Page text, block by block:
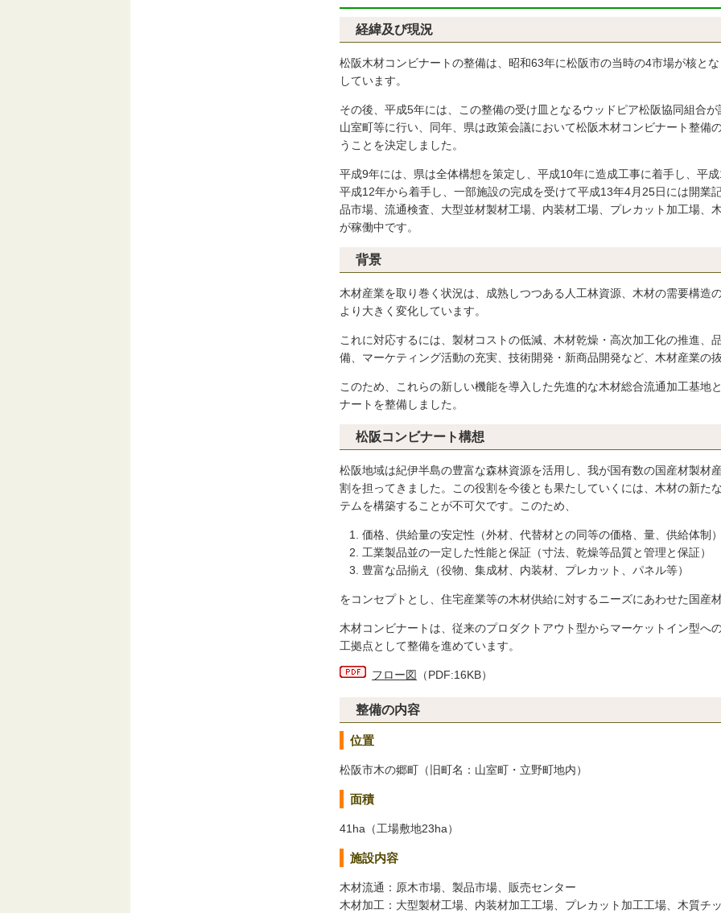
経緯及び現況
松阪木材コンビナートの整備は、昭和63年に松阪市の当時の4市場が核と
しています。
その後、平成5年には、この整備の受け皿となるウッドピア松阪協同組合
山室町等に行い、同年、県は政策会議において松阪木材コンビナート整備
うことを決定しました。
平成9年には、県は全体構想を策定し、平成10年に造成工事に着手し、平
平成12年から着手し、一部施設の完成を受けて平成13年4月25日には開業
品市場、流通検査、大型並材製材工場、内装材工場、プレカット加工場、
が稼働中です。
背景
木材産業を取り巻く状況は、成熟しつつある人工林資源、木材の需要構造
より大きく変化しています。
これに対応するには、製材コストの低減、木材乾燥・高次加工化の推進、
備、マーケティング活動の充実、技術開発・新商品開発など、木材産業の
このため、これらの新しい機能を導入した先進的な木材総合流通加工基地
ナートを整備しました。
松阪コンビナート構想
松阪地域は紀伊半島の豊富な森林資源を活用し、我が国有数の国産材製材
割を担ってきました。この役割を今後とも果たしていくには、木材の新た
テムを構築することが不可欠です。このため、
価格、供給量の安定性（外材、代替材との同等の価格、量、供給体制）
工業製品並の一定した性能と保証（寸法、乾燥等品質と管理と保証）
豊富な品揃え（役物、集成材、内装材、プレカット、パネル等）
をコンセプトとし、住宅産業等の木材供給に対するニーズにあわせた国産
木材コンビナートは、従来のプロダクトアウト型からマーケットイン型へ
工拠点として整備を進めています。
フロー図 （PDF:16KB）
整備の内容
位置
松阪市木の郷町（旧町名：山室町・立野町地内）
面積
41ha（工場敷地23ha）
施設内容
木材流通：原木市場、製品市場、販売センター
木材加工：大型製材工場、内装材加工工場、プレカット加工工場、木質チ